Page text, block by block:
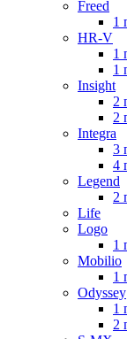
Freed
1
HR-V
1
1
Insight
2
2
Integra
3
4
Legend
2
Life
Logo
1
Mobilio
1
Odyssey
1
2